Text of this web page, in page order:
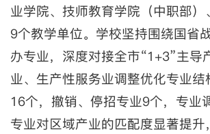
业学院、技师教育学院（中职部
9个教学单位。学校坚持围绕国省
办专业，深度对接全市“1+3”主导
业、生产性服务业调整优化专业
16个，撤销、停招专业9个，专业
专业对区域产业的匹配度显著提